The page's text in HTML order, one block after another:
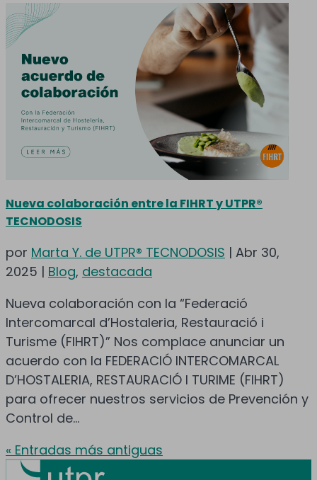
Nueva colaboración entre la FIHRT y UTPR®
TECNODOSIS
por Marta Y. de UTPR® TECNODOSIS | Abr 30,
2025 | Blog, destacada
Nueva colaboración con la “Federació
Intercomarcal d’Hostaleria, Restauració i
Turisme (FIHRT)” Nos complace anunciar un
acuerdo con la FEDERACIÓ INTERCOMARCAL
D’HOSTALERIA, RESTAURACIÓ I TURIME (FIHRT)
para ofrecer nuestros servicios de Prevención y
Control de...
« Entradas más antiguas